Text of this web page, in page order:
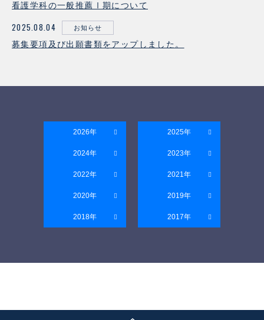
看護学科の一般推薦Ⅰ期について
2025.08.04 お知らせ
募集要項及び出願書類をアップしました。
2026年 2025年
2024年 2023年
2022年 2021年
2020年 2019年
2018年 2017年